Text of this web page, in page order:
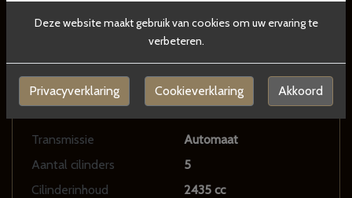
Deze website maakt gebruik van cookies om uw ervaring te
verbeteren.
Privacyverklaring Cookieverklaring Akkoord
Motor en transmissie
Transmissie
Automaat
Aantal cilinders
5
Cilinderinhoud
2435 cc